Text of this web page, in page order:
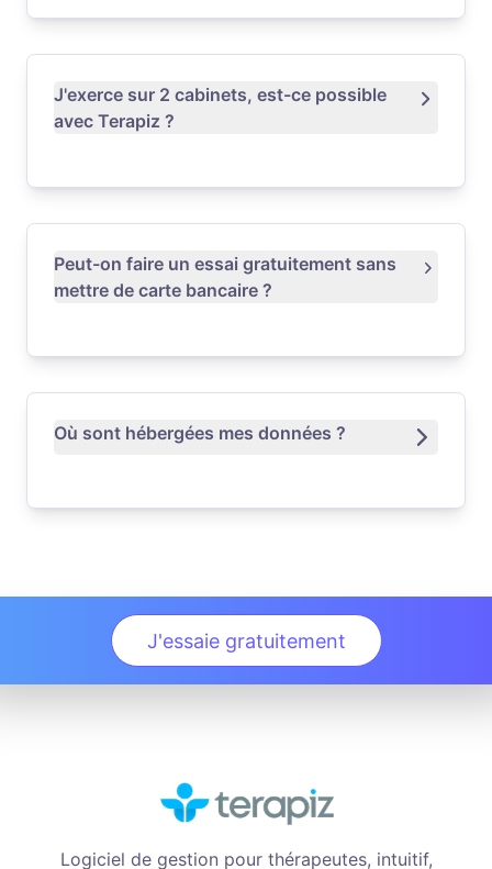
J'exerce sur 2 cabinets, est-ce possible
avec Terapiz ?
Peut-on faire un essai gratuitement sans
mettre de carte bancaire ?
Où sont hébergées mes données ?
J'essaie gratuitement
Logiciel de gestion pour thérapeutes, intuitif,